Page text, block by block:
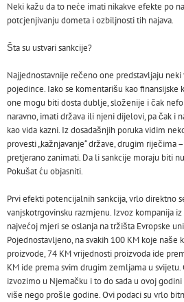
Neki kažu da to neće imati nikakve efekte po
potcjenjivanju dometa i ozbiljnosti tih najava.
Šta su ustvari sankcije?
Najjednostavnije rečeno one predstavljaju
pojedince. Iako se komentarišu kao finansijske
one mogu biti dosta dublje, složenije i čak
naravno, imati država ili njeni dijelovi, pa čak i
kao vida kazni. Iz dosadašnjih poruka vidim
provesti „kažnjavanje“ države, drugim riječima
pretjerano zanimati. Da li sankcije moraju biti
Pokušat ću objasniti.
Prvi efekti potencijalnih sankcija, vrlo direktno
vanjskotrgovinsku razmjenu. Izvoz kompanija
najvećoj mjeri se oslanja na tržišta Evropske
Pojednostavljeno, na svakih 100 KM koje naše
proizvode, 74 KM vrijednosti proizvoda ide
KM ide prema svim drugim zemljama u svijetu.
izvozimo u Njemačku i to do sada u ovoj
više nego prošle godine. Ovi podaci su vrlo